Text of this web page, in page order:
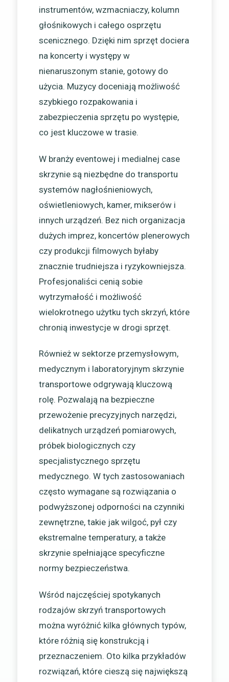
instrumentów, wzmacniaczy, kolumn
głośnikowych i całego osprzętu
scenicznego. Dzięki nim sprzęt dociera
na koncerty i występy w
nienaruszonym stanie, gotowy do
użycia. Muzycy doceniają możliwość
szybkiego rozpakowania i
zabezpieczenia sprzętu po występie,
co jest kluczowe w trasie.
W branży eventowej i medialnej case
skrzynie są niezbędne do transportu
systemów nagłośnieniowych,
oświetleniowych, kamer, mikserów i
innych urządzeń. Bez nich organizacja
dużych imprez, koncertów plenerowych
czy produkcji filmowych byłaby
znacznie trudniejsza i ryzykowniejsza.
Profesjonaliści cenią sobie
wytrzymałość i możliwość
wielokrotnego użytku tych skrzyń, które
chronią inwestycje w drogi sprzęt.
Również w sektorze przemysłowym,
medycznym i laboratoryjnym skrzynie
transportowe odgrywają kluczową
rolę. Pozwalają na bezpieczne
przewożenie precyzyjnych narzędzi,
delikatnych urządzeń pomiarowych,
próbek biologicznych czy
specjalistycznego sprzętu
medycznego. W tych zastosowaniach
często wymagane są rozwiązania o
podwyższonej odporności na czynniki
zewnętrzne, takie jak wilgoć, pył czy
ekstremalne temperatury, a także
skrzynie spełniające specyficzne
normy bezpieczeństwa.
Wśród najczęściej spotykanych
rodzajów skrzyń transportowych
można wyróżnić kilka głównych typów,
które różnią się konstrukcją i
przeznaczeniem. Oto kilka przykładów
rozwiązań, które cieszą się największą